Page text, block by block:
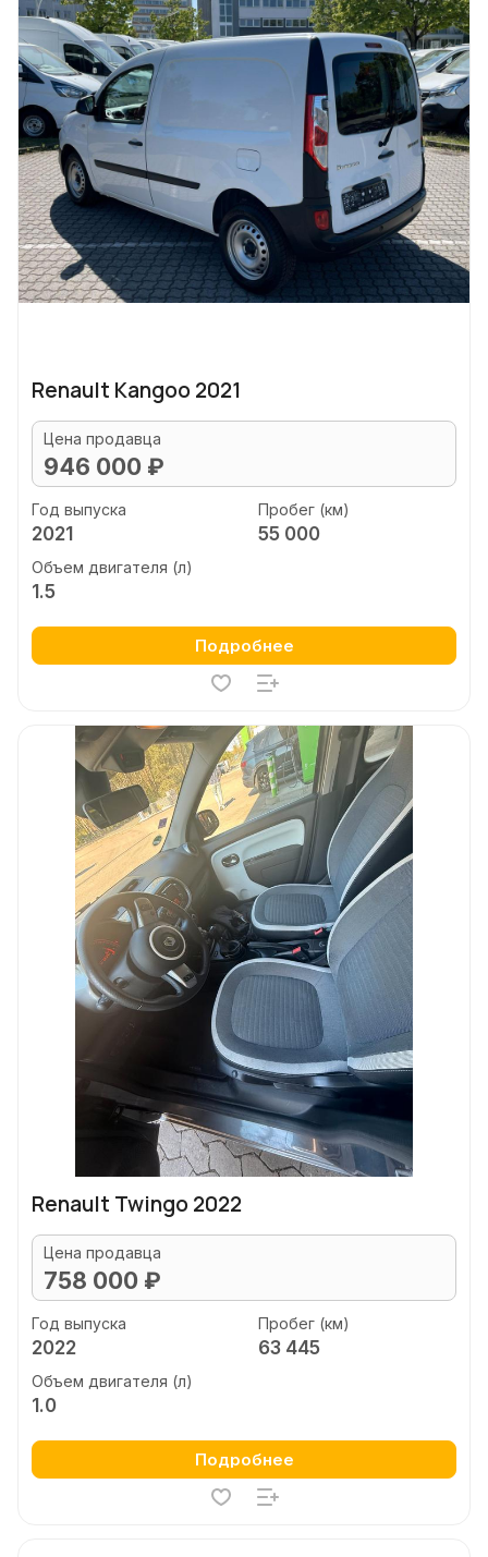
Renault Kangoo 2021
Цена продавца
946 000 ₽
Год выпуска
2021
Пробег (км)
55 000
Объем двигателя (л)
1.5
Подробнее
Renault Twingo 2022
Цена продавца
758 000 ₽
Год выпуска
2022
Пробег (км)
63 445
Объем двигателя (л)
1.0
Подробнее